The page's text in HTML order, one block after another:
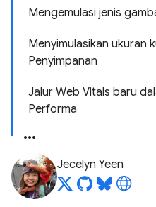
Mengemulasi jenis
Menyimulasikan ukuran
Penyimpanan
Jalur Web Vitals baru
Performa
Jecelyn Yeen